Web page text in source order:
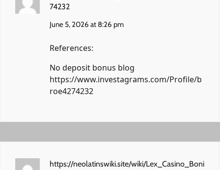
74232
June 5, 2026 at 8:26 pm
References:
No deposit bonus blog
https://www.investagrams.com/Profile/b
roe4274232
https://neolatinswiki.site/wiki/Lex_Casino_Boni